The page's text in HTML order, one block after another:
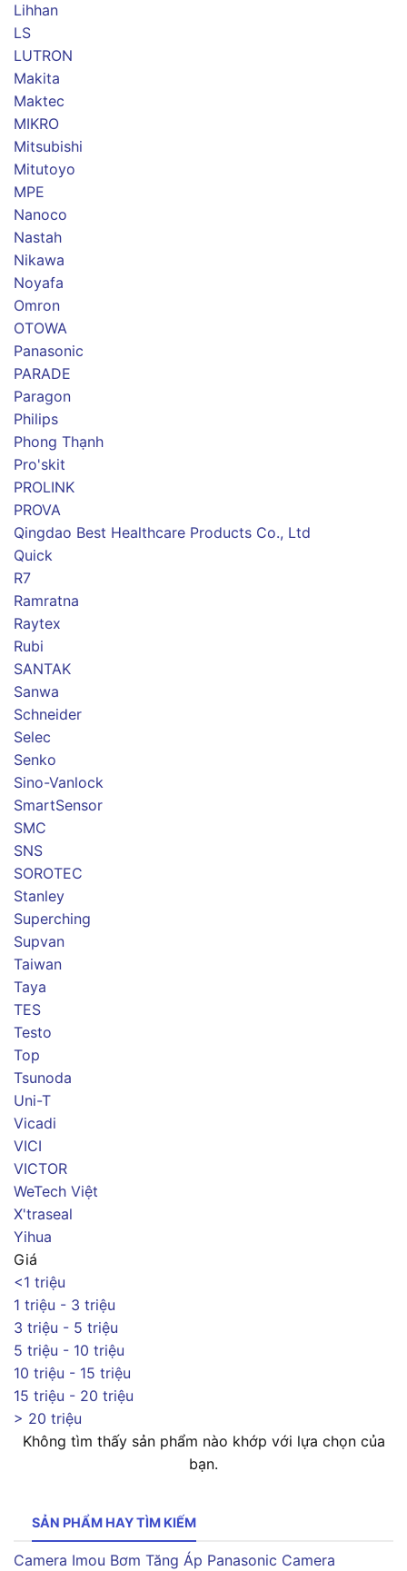
Lihhan
LS
LUTRON
Makita
Maktec
MIKRO
Mitsubishi
Mitutoyo
MPE
Nanoco
Nastah
Nikawa
Noyafa
Omron
OTOWA
Panasonic
PARADE
Paragon
Philips
Phong Thạnh
Pro'skit
PROLINK
PROVA
Qingdao Best Healthcare Products Co., Ltd
Quick
R7
Ramratna
Raytex
Rubi
SANTAK
Sanwa
Schneider
Selec
Senko
Sino-Vanlock
SmartSensor
SMC
SNS
SOROTEC
Stanley
Superching
Supvan
Taiwan
Taya
TES
Testo
Top
Tsunoda
Uni-T
Vicadi
VICI
VICTOR
WeTech Việt
X'traseal
Yihua
Giá
<1 triệu
1 triệu - 3 triệu
3 triệu - 5 triệu
5 triệu - 10 triệu
10 triệu - 15 triệu
15 triệu - 20 triệu
> 20 triệu
Không tìm thấy sản phẩm nào khớp với lựa chọn của
bạn.
SẢN PHẨM HAY TÌM KIẾM
Camera Imou Bơm Tăng Áp Panasonic Camera